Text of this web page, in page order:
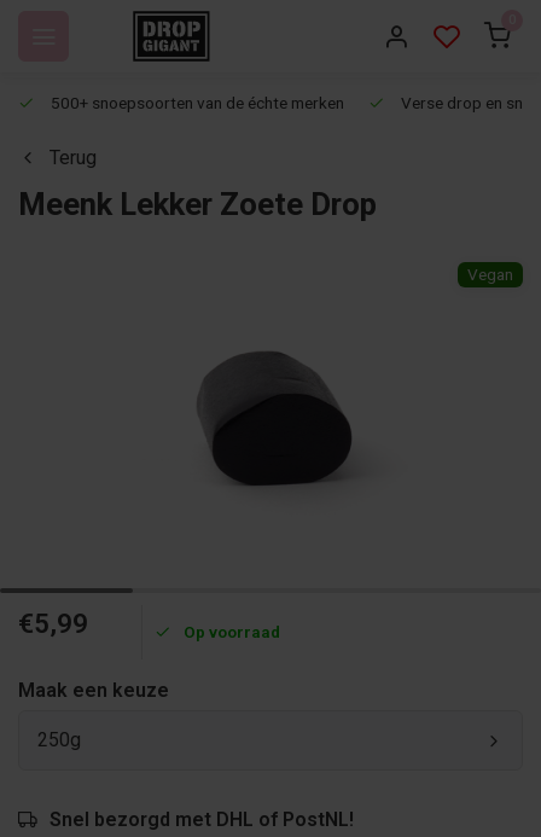
500+ snoepsoorten van de échte merken Verse drop en
Terug
Meenk Lekker Zoete Drop
Vegan
€5,99 Op voorraad
Maak een keuze
250g
Snel bezorgd met DHL of PostNL!